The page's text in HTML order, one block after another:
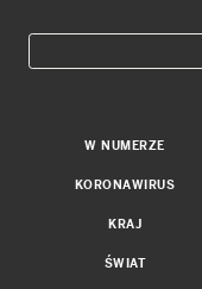
W NUMERZE
KORONAWIRUS
KRAJ
ŚWIAT